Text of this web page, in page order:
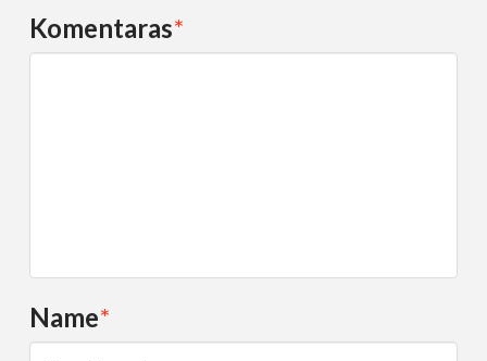
Komentaras*
Name*